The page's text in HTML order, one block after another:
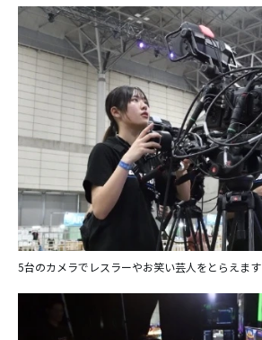
5台のカメラでレスラーやお笑い芸人をとらえます